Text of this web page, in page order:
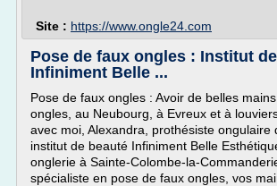
Site : https://www.ongle24.com
Pose de faux ongles : Institut
Infiniment Belle ...
Pose de faux ongles : Avoir de belles
ongles, au Neubourg, à Evreux et à
avec moi, Alexandra, prothésiste ongulaire
institut de beauté Infiniment Belle
onglerie à Sainte-Colombe-la-
spécialiste en pose de faux ongles, vos